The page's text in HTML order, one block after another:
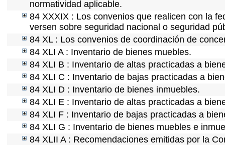
normatividad aplicable.
84 XXXIX : Los convenios que realicen con la
versen sobre seguridad nacional o seguridad
84 XL : Los convenios de coordinación de
84 XLI A : Inventario de bienes muebles.
84 XLI B : Inventario de altas practicadas a
84 XLI C : Inventario de bajas practicadas a
84 XLI D : Inventario de bienes inmuebles.
84 XLI E : Inventario de altas practicadas a
84 XLI F : Inventario de bajas practicadas a
84 XLI G : Inventario de bienes muebles e
84 XLII A : Recomendaciones emitidas por la